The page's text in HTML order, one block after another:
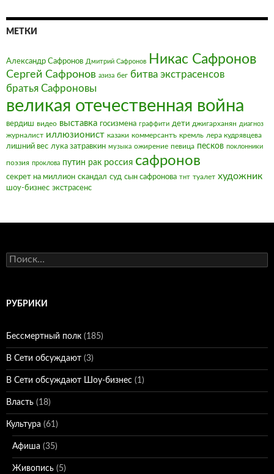
МЕТКИ
Александр Сафронов Дмитрий Сафронов Никас Сафронов
Сергей Сафронов азиза бег битва экстрасенсов
братья Сафроновы
великая отечественная война
вердиш видео выставка госизмена граффити дети джигарханян диагноз
журналист иллюзионист казаки коммерсантъ кремль лера кудрявцева
лишний вес лука затравкин музыка ожирение певица песков поклонники
поэзия проклова путин рак россия сафронов
секрет на миллион скандал суд сын сафронова тнт туалет художник
шоу-бизнес экстрасенс
Найти:
РУБРИКИ
Бессмертный полк (185)
В Сети обсуждают (3)
В Сети обсуждают Шоу-бизнес (1)
Власть (18)
Культура (61)
Афиша (35)
Живопись (5)